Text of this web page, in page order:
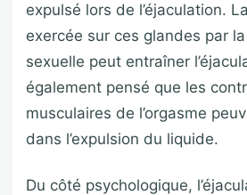
expulsé lors de l’éjaculation.
exercée sur ces glandes par
sexuelle peut entraîner
également pensé que les
musculaires de l’orgasme
dans l’expulsion du liquide.
Du côté psychologique,